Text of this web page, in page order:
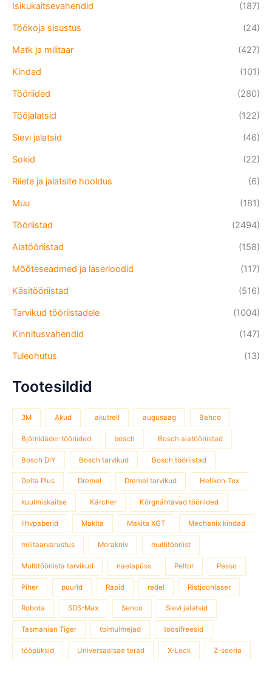
Isikukaitsevahendid
(187)
Töökoja sisustus
(24)
Matk ja militaar
(427)
Kindad
(101)
Tööriided
(280)
Tööjalatsid
(122)
Sievi jalatsid
(46)
Sokid
(22)
Riiete ja jalatsite hooldus
(6)
Muu
(181)
Tööriistad
(2494)
Aiatööriistad
(158)
Mõõteseadmed ja laserloodid
(117)
Käsitööriistad
(516)
Tarvikud tööriistadele
(1004)
Kinnitusvahendid
(147)
Tuleohutus
(13)
Tootesildid
3M Akud akutrell augusaag Bahco
Björnkläder tööriided bosch Bosch aiatööriistad
Bosch DIY Bosch tarvikud Bosch tööriistad
Delta Plus Dremel Dremel tarvikud Helikon-Tex
kuulmiskaitse Kärcher Kõrgnähtavad tööriided
lihvpaberid Makita Makita XGT Mechanix kindad
militaarvarustus Morakniv multitööriist
Multitööriista tarvikud naelapüss Peltor Pesso
Piher puurid Rapid redel Ristjoonlaser
Robota SDS-Max Senco Sievi jalatsid
Tasmanian Tiger tolmuimejad toosifreesid
tööpüksid Universaalsae terad X-Lock Z-seeria